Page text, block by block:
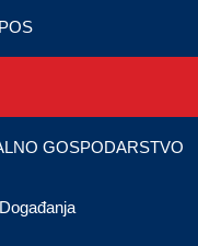
GOSPODARSTVO